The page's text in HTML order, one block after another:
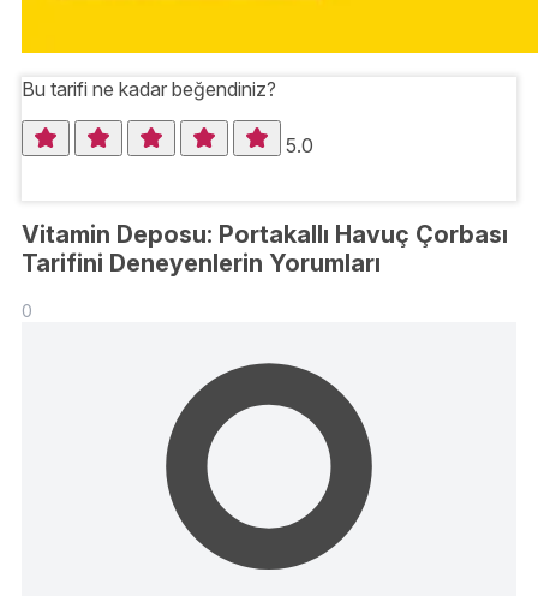
Bu tarifi ne kadar beğendiniz?
5.0
Vitamin Deposu: Portakallı Havuç Çorbası
Tarifini Deneyenlerin Yorumları
0